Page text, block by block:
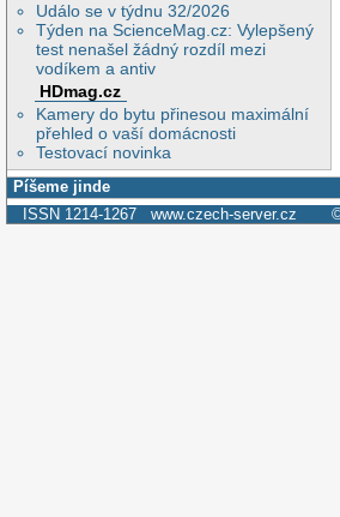
Událo se v týdnu 32/2026
Týden na ScienceMag.cz: Vylepšený
test nenašel žádný rozdíl mezi
vodíkem a antiv
HDmag.cz
Kamery do bytu přinesou maximální
přehled o vaší domácnosti
Testovací novinka
Píšeme jinde
ISSN 1214-1267 www.czech-server.cz